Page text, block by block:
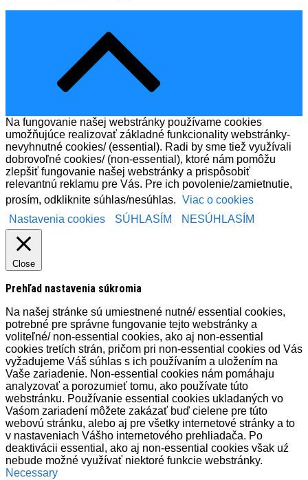
Na fungovanie našej webstránky používame cookies
umožňujúce realizovať základné funkcionality webstránky-
nevyhnutné cookies/ (essential). Radi by sme tiež využívali
dobrovoľné cookies/ (non-essential), ktoré nám pomôžu
zlepšiť fungovanie našej webstránky a prispôsobiť
relevantnú reklamu pre Vás. Pre ich povolenie/zamietnutie,
prosím, odkliknite súhlas/nesúhlas. Viac o cookies
Nastavenia cookies
SÚHLASÍM NESÚHLASÍM
Close
Prehľad nastavenia súkromia
Na našej stránke sú umiestnené nutné/ essential cookies,
potrebné pre správne fungovanie tejto webstránky a
voliteľné/ non-essential cookies, ako aj non-essential
cookies tretích strán, pričom pri non-essential cookies od Vás
vyžadujeme Váš súhlas s ich používaním a uložením na
Vaše zariadenie. Non-essential cookies nám pomáhaju
analyzovať a porozumieť tomu, ako používate túto
webstránku. Používanie essential cookies ukladaných vo
Vaśom zariadení môžete zakázať buď cielene pre túto
webovú stránku, alebo aj pre všetky internetové stránky a to
v nastaveniach Vášho internetového prehliadača. Po
deaktivácii essential, ako aj non-essential cookies však uź
nebude možné využívať niektoré funkcie webstránky.
Necessary